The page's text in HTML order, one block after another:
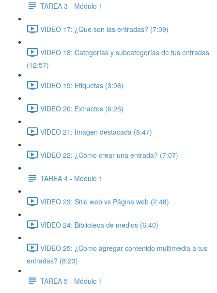
TAREA 3 - Módulo 1
VIDEO 17: ¿Qué son las entradas? (7:09)
VIDEO 18: Categorías y subcategorías de tus entradas
(12:57)
VIDEO 19: Etiquetas (3:08)
VIDEO 20: Extractos (6:26)
VIDEO 21: Imagen destacada (8:47)
VIDEO 22: ¿Cómo crear una entrada? (7:07)
TAREA 4 - Módulo 1
VIDEO 23: Sitio web vs Página web (2:48)
VIDEO 24: Biblioteca de medios (6:40)
VIDEO 25: ¿Como agregar contenido multimedia a tus
entradas? (8:23)
TAREA 5 - Módulo 1